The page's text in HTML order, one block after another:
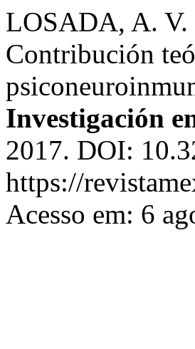
LOSADA, A. V.
Contribución
Investigación
2017. DOI:
https://
Acesso em: 6